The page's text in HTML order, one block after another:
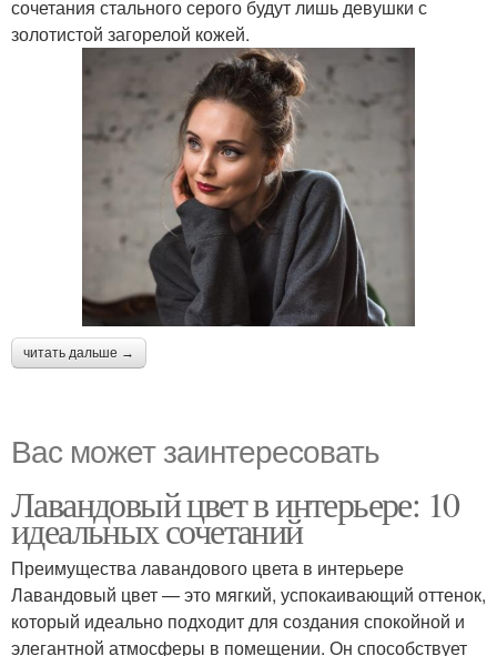
сочетания стального серого будут лишь девушки с
золотистой загорелой кожей.
читать дальше →
Вас может заинтересовать
Лавандовый цвет в интерьере: 10
идеальных сочетаний
Преимущества лавандового цвета в интерьере
Лавандовый цвет — это мягкий, успокаивающий оттенок,
который идеально подходит для создания спокойной и
элегантной атмосферы в помещении. Он способствует